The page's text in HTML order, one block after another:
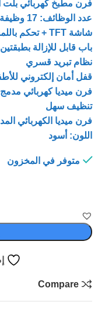
فرن مطبخ كهربائي بلت
عدد الوظائف: 17 وظيفة بما في ذلك المصباح
شاشة TFT + تحكم باللمس
باب قابل للإزالة
نظام تبريد قسري
قفل أمان إلكتروني
فرن ميديا كهربائي مدمج
تنظيف سهل
فرن ميديا الكهربائي
اللون: أسود
متوفر في المخزون
Compare